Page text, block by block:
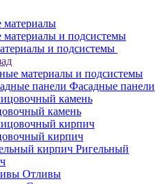
материалы
и подсистемы
материалы и подсистемы
Фасадные панели
камень
кирпич
Ригельный
Отливы